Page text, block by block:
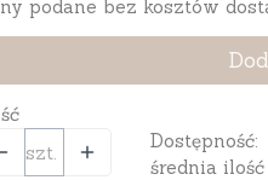
podane bez kosztów
szt.
Dostępność:
średnia ilość